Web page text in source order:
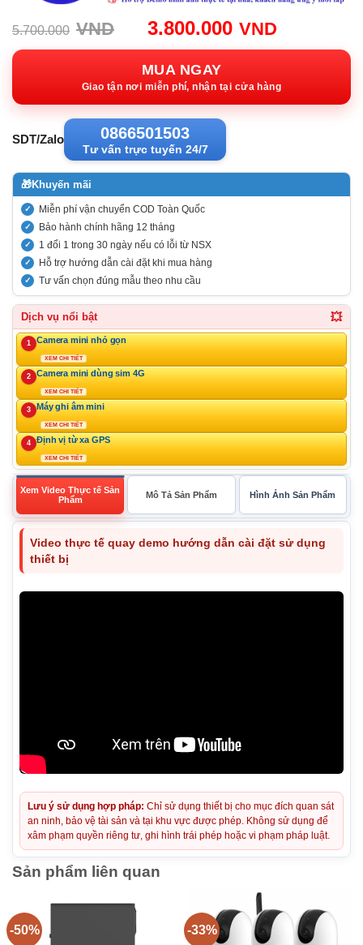
5.700.000 VND
Giá
gốc:
5.700.000VND.
3.800.000 VND
hiện
MUA NGAY
Giao tận nơi miễn phí, nhận tại cửa hàng
SDT/Zalo 0866501503
Tư vấn trực tuyến 24/7
🎁Khuyến mãi
Miễn phí vận chuyển COD Toàn Quốc
Bảo hành chính hãng 12 tháng
1 đổi 1 trong 30 ngày nếu có lỗi từ NSX
Hỗ trợ hướng dẫn cài đặt khi mua hàng
Tư vấn chọn đúng mẫu theo nhu cầu
Dịch vụ nổi bật 💥
1 Camera mini nhỏ gọn
XEM CHI TIẾT
2 Camera mini dùng sim 4G
XEM CHI TIẾT
3 Máy ghi âm mini
XEM CHI TIẾT
4 Định vị từ xa GPS
XEM CHI TIẾT
Xem Video Thực tế Sản
Phẩm
Mô Tả Sản Phẩm Hình Ảnh Sản Phẩm
Video thực tế quay demo hướng dẫn cài đặt sử dụng
thiết bị
Lưu ý sử dụng hợp pháp: Chỉ sử dụng thiết bị cho mục đích quan sát
an ninh, bảo vệ tài sản và tại khu vực được phép. Không sử dụng để
xâm phạm quyền riêng tư, ghi hình trái phép hoặc vi phạm pháp luật.
Sản phẩm liên quan
-50% -33%